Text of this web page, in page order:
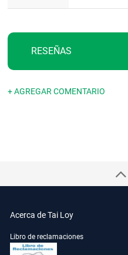
RESEÑAS
+ AGREGAR COMENTARIO
Acerca de Tai Loy
Libro de reclamaciones